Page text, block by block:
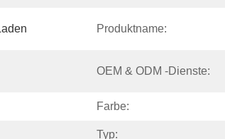
Produktname:
OEM & ODM -Dienste:
Farbe:
Typ: